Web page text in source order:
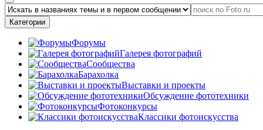
Категории
Форумы
Галерея фотографий
Сообщества
Барахолка
Выставки и проекты
Обсуждение фототехники
Фотоконкурсы
Классики фотоискусства